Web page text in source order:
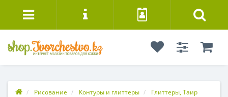
Рисование Контуры и глиттеры Глиттеры, Таир